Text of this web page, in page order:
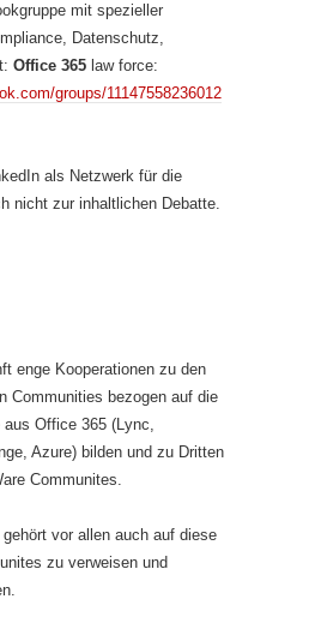
mit spezieller
Datenschutz,
Office 365 law force:
groups/11147558236012
als Netzwerk für die
nicht zur inhaltlichen Debatte.
enge Kooperationen zu den
Communities bezogen auf die
Office 365 (Lync,
Azure) bilden und zu Dritten
Communites.
vor allen auch auf diese
zu verweisen und